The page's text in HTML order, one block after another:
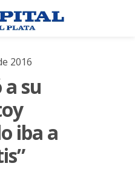
2016
su
iba a